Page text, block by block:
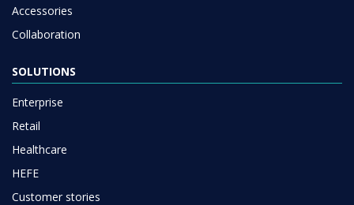
Accessories
Collaboration
SOLUTIONS
Enterprise
Retail
Healthcare
HEFE
Customer stories